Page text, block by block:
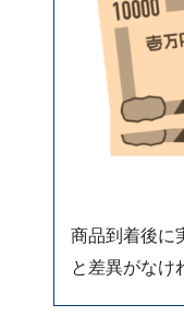
商品到着後に
と差異がなけ